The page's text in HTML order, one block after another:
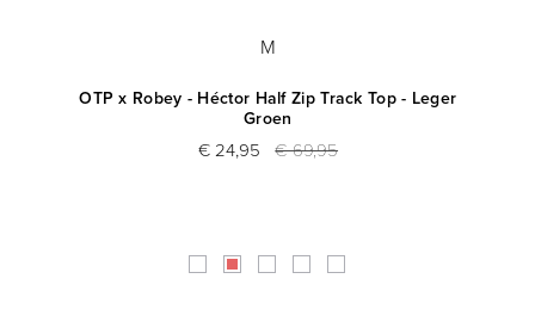
M
OTP x Robey - Héctor Half Zip Track Top - Leger
Groen
€ 24,95 € 69,95